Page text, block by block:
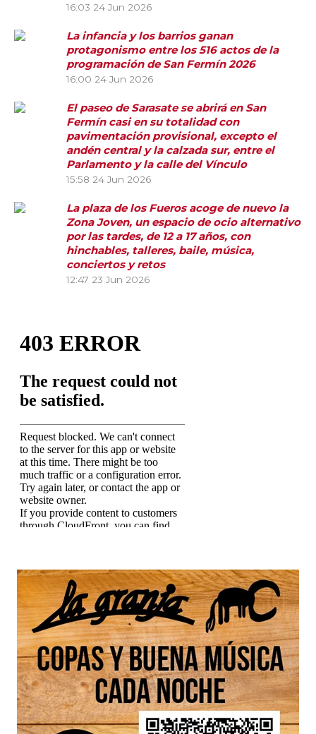
16:03 24 Jun 2026
La infancia y los barrios ganan
protagonismo entre los 516 actos de la
programación de San Fermín 2026
16:00 24 Jun 2026
El paseo de Sarasate se abrirá en San
Fermín casi en su totalidad con
pavimentación provisional, excepto el
andén central y la calzada sur, entre el
Parlamento y la calle del Vínculo
15:58 24 Jun 2026
La plaza de los Fueros acoge de nuevo la
Zona Joven, un espacio de ocio alternativo
por las tardes, de 12 a 17 años, con
hinchables, talleres, baile, música,
conciertos y retos
12:47 23 Jun 2026